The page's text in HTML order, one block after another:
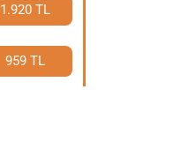
1.920 TL
959 TL